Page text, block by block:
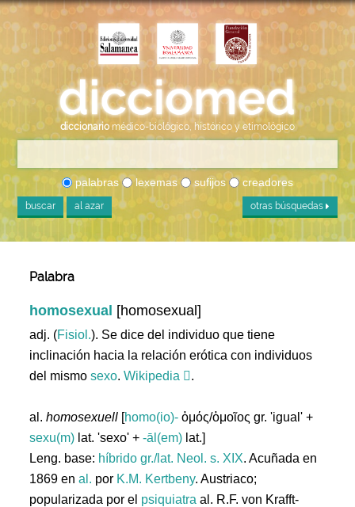
diccionario médico-biológico, histórico y etimológico
palabras lexemas sufijos creadores
buscar al azar otras búsquedas
Palabra
homosexual [homosexual]
adj. (Fisiol.). Se dice del individuo que tiene
inclinación hacia la relación erótica con individuos
del mismosexo.Wikipedia .
al.homosexuell [homo(io)- ὁμός/ὁμοῖος gr. 'igual' +
sexu(m) lat. 'sexo' +-āl(em) lat.]
Leng. base: híbrido gr./lat. Neol. s. XIX. Acuñada en
1869 enal. por K.M. Kertbeny. Austriaco;
popularizada por el psiquiatra al. R.F. von Krafft-